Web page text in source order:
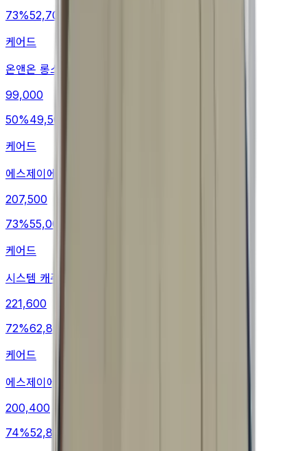
73%52,700
케어드
온앤온 롱스커트
99,000
50%49,500
케어드
에스제이에스제이 롱스커트
207,500
73%55,000
케어드
시스템 캐주얼팬츠
221,600
72%62,800
케어드
에스제이에스제이 슬랙스
200,400
74%52,800